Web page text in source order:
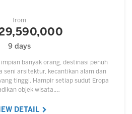
from
29,590,000
9 days
banyak orang, destinasi penuh
seni arsitektur, kecantikan alam dan
tinggi. Hampir setiap sudut Eropa
objek wisata,…
DETAIL